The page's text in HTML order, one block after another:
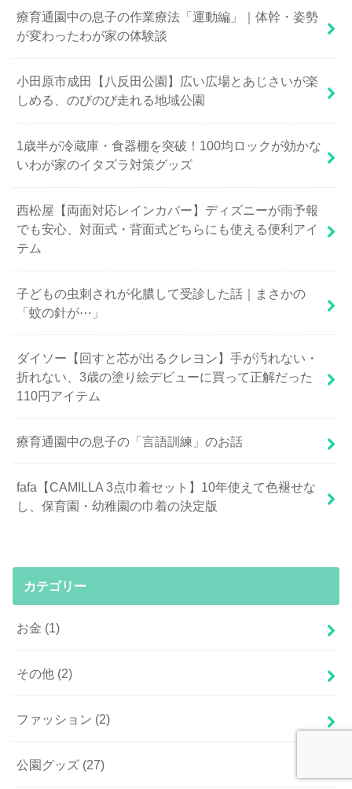
療育通園中の息子の作業療法「運動編」｜体幹・姿勢
が変わったわが家の体験談
小田原市成田【八反田公園】広い広場とあじさいが楽
しめる、のびのび走れる地域公園
1歳半が冷蔵庫・食器棚を突破！100均ロックが効かな
いわが家のイタズラ対策グッズ
西松屋【両面対応レインカバー】ディズニーが雨予報
でも安心、対面式・背面式どちらにも使える便利アイ
テム
子どもの虫刺されが化膿して受診した話｜まさかの
「蚊の針が⋯」
ダイソー【回すと芯が出るクレヨン】手が汚れない・
折れない、3歳の塗り絵デビューに買って正解だった
110円アイテム
療育通園中の息子の「言語訓練」のお話
fafa【CAMILLA 3点巾着セット】10年使えて色褪せな
し、保育園・幼稚園の巾着の決定版
カテゴリー
お金 (1)
その他 (2)
ファッション (2)
公園グッズ (27)